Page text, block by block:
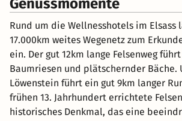
Genussmomente
Rund um die Wellnesshotels im
17.000km weites Wegenetz zum
ein. Der gut 12km lange Felsenweg
Baumriesen und plätschernder Bäche.
Löwenstein führt ein gut 9km langer
frühen 13. Jahrhundert errichtete
historisches Denkmal, das eine